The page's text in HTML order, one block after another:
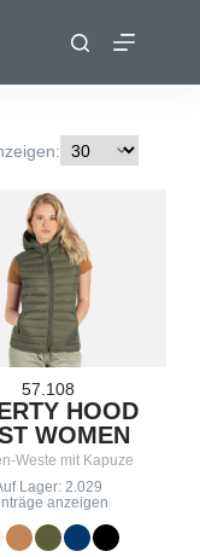
57.108
HOOD
WOMEN
Weste mit Kapuze
Lager: 2.029
anzeigen